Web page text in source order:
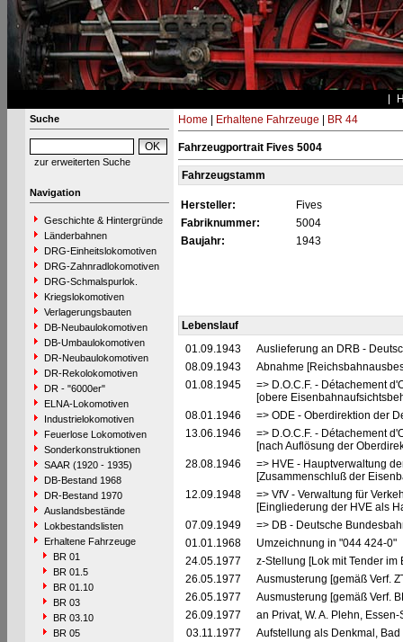
Suche
zur erweiterten Suche
Navigation
Geschichte & Hintergründe
Länderbahnen
DRG-Einheitslokomotiven
DRG-Zahnradlokomotiven
DRG-Schmalspurlok.
Kriegslokomotiven
Verlagerungsbauten
DB-Neubaulokomotiven
DB-Umbaulokomotiven
DR-Neubaulokomotiven
DR-Rekolokomotiven
DR - "6000er"
ELNA-Lokomotiven
Industrielokomotiven
Feuerlose Lokomotiven
Sonderkonstruktionen
SAAR (1920 - 1935)
DB-Bestand 1968
DR-Bestand 1970
Auslandsbestände
Lokbestandslisten
Erhaltene Fahrzeuge
BR 01
BR 01.5
BR 01.10
BR 03
BR 03.10
BR 05
Home Erhaltene Fahrzeuge BR 44
Fahrzeugportrait Fives 5004
Fahrzeugstamm
Hersteller:
Fives
Fabriknummer:
5004
Baujahr:
1943
Lebenslauf
01.09.1943
Auslieferung an DRB -
08.09.1943
Abnahme
01.08.1945
=> D.O.C.F. - Détachement
[obere
08.01.1946
=> ODE - Oberdirektion der
13.06.1946
=> D.O.C.F. - Détachement
[nach Auflösung der
28.08.1946
=> HVE - Hauptverwaltung
[Zusammenschluß der
12.09.1948
=> VfV - Verwaltung für
[Eingliederung der HVE als
07.09.1949
=> DB - Deutsche
01.01.1968
Umzeichnung in "044 424-0"
24.05.1977
z-Stellung [Lok mit Tender
26.05.1977
Ausmusterung [gemäß Verf.
26.05.1977
Ausmusterung [gemäß Verf.
26.09.1977
an Privat, W. A. Plehn,
03.11.1977
Aufstellung als Denkmal,